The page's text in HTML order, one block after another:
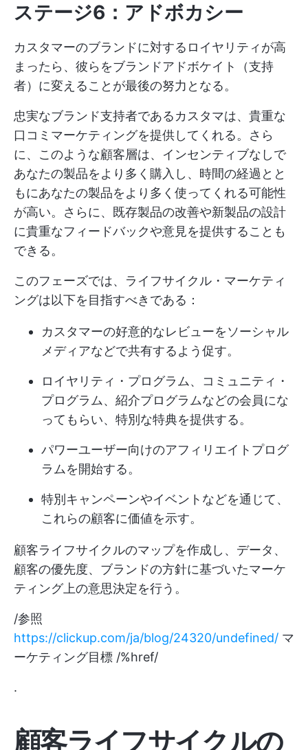
ステージ6：アドボカシー
カスタマーのブランドに対するロイヤリティが高
まったら、彼らをブランドアドボケイト（支持
者）に変えることが最後の努力となる。
忠実なブランド支持者であるカスタマは、貴重な
口コミマーケティングを提供してくれる。さら
に、このような顧客層は、インセンティブなしで
あなたの製品をより多く購入し、時間の経過とと
もにあなたの製品をより多く使ってくれる可能性
が高い。さらに、既存製品の改善や新製品の設計
に貴重なフィードバックや意見を提供することも
できる。
このフェーズでは、ライフサイクル・マーケティ
ングは以下を目指すべきである：
カスタマーの好意的なレビューをソーシャル
メディアなどで共有するよう促す。
ロイヤリティ・プログラム、コミュニティ・
プログラム、紹介プログラムなどの会員にな
ってもらい、特別な特典を提供する。
パワーユーザー向けのアフィリエイトプログ
ラムを開始する。
特別キャンペーンやイベントなどを通じて、
これらの顧客に価値を示す。
顧客ライフサイクルのマップを作成し、データ、
顧客の優先度、ブランドの方針に基づいたマーケ
ティング上の意思決定を行う。
/参照
https://clickup.com/ja/blog/24320/undefined/ マ
ーケティング目標 /%href/
.
顧客ライフサイクルの